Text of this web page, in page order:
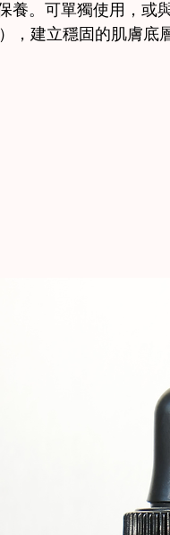
養。可單獨使用，或
，建立穩固的肌膚底